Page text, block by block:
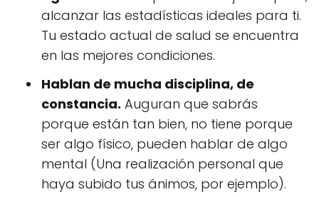
alcanzar las estadísticas ideales para ti.
Tu estado actual de salud se encuentra
en las mejores condiciones.
Hablan de mucha disciplina, de
constancia. Auguran que sabrás
porque están tan bien, no tiene porque
ser algo físico, pueden hablar de algo
mental (Una realización personal que
haya subido tus ánimos, por ejemplo).